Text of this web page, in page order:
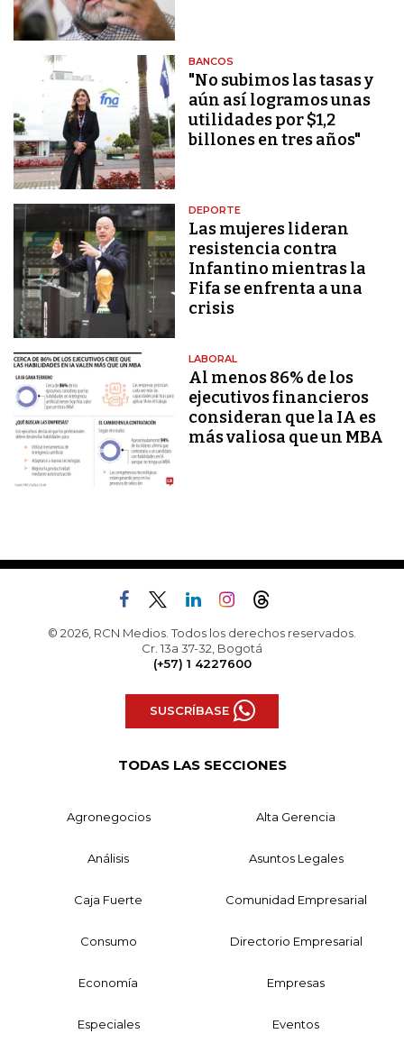
BANCOS
"No subimos las tasas y
aún así logramos unas
utilidades por $1,2
billones en tres años"
DEPORTE
Las mujeres lideran
resistencia contra
Infantino mientras la
Fifa se enfrenta a una
crisis
LABORAL
Al menos 86% de los
ejecutivos financieros
consideran que la IA es
más valiosa que un MBA
© 2026, RCN Medios. Todos los derechos reservados.
Cr. 13a 37-32, Bogotá
(+57) 1 4227600
SUSCRÍBASE
TODAS LAS SECCIONES
Agronegocios Alta Gerencia
Análisis Asuntos Legales
Caja Fuerte Comunidad Empresarial
Consumo Directorio Empresarial
Economía Empresas
Especiales Eventos